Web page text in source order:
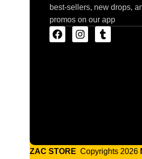
best-sellers, new drops,
promos on our app
ZAC STORE Copyrights 2026